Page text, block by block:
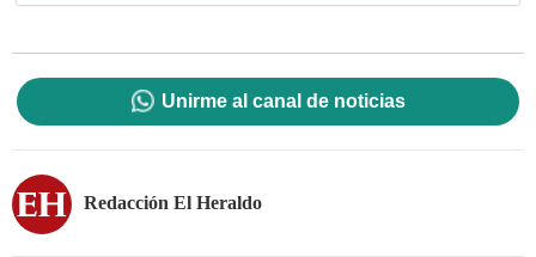
Unirme al canal de noticias
Redacción El Heraldo